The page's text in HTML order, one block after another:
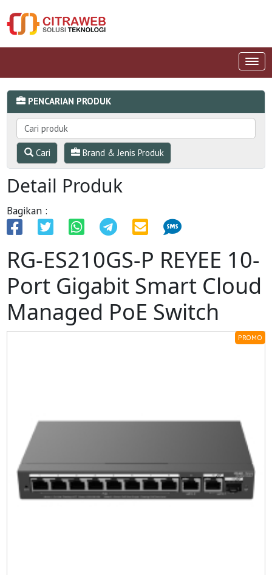
PENCARIAN PRODUK
Cari Brand & Jenis Produk
Detail Produk
Bagikan :
RG-ES210GS-P REYEE 10-
Port Gigabit Smart Cloud
Managed PoE Switch
PROMO